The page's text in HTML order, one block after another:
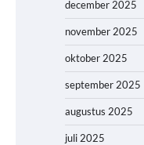
december 2025
november 2025
oktober 2025
september 2025
augustus 2025
juli 2025